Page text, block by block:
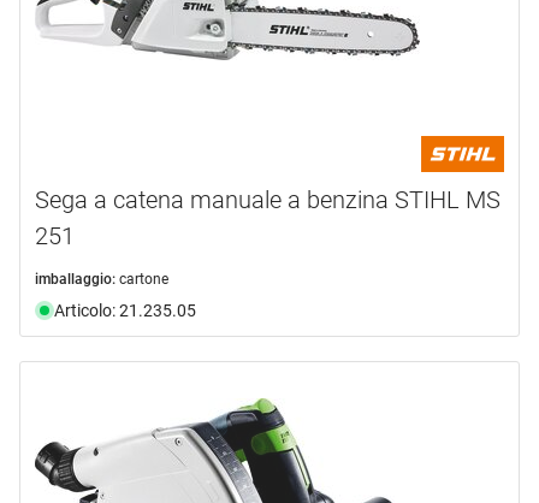
Sega a catena manuale a benzina STIHL MS
251
imballaggio: cartone
Articolo: 21.235.05